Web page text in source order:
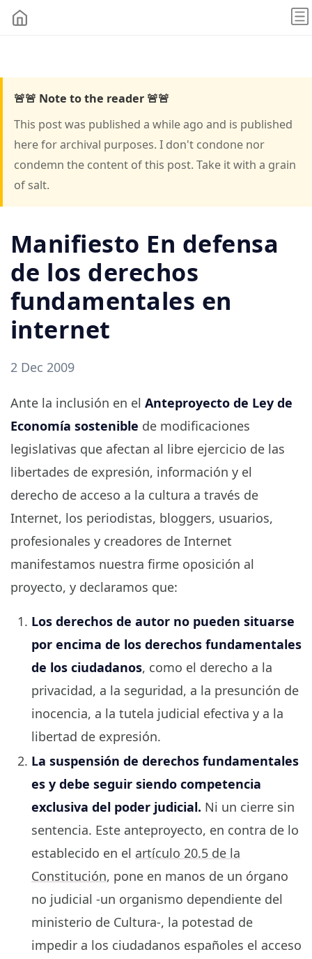
🚨🚨 Note to the reader 🚨🚨
This post was published a while ago and is published
here for archival purposes. I don't condone nor
condemn the content of this post. Take it with a grain
of salt.
Manifiesto En defensa
de los derechos
fundamentales en
internet
2 Dec 2009
Ante la inclusión en el Anteproyecto de Ley de
Economía sostenible de modificaciones
legislativas que afectan al libre ejercicio de las
libertades de expresión, información y el
derecho de acceso a la cultura a través de
Internet, los periodistas, bloggers, usuarios,
profesionales y creadores de Internet
manifestamos nuestra firme oposición al
proyecto, y declaramos que:
Los derechos de autor no pueden situarse
por encima de los derechos fundamentales
de los ciudadanos, como el derecho a la
privacidad, a la seguridad, a la presunción de
inocencia, a la tutela judicial efectiva y a la
libertad de expresión.
La suspensión de derechos fundamentales
es y debe seguir siendo competencia
exclusiva del poder judicial. Ni un cierre sin
sentencia. Este anteproyecto, en contra de lo
establecido en el artículo 20.5 de la
Constitución, pone en manos de un órgano
no judicial -un organismo dependiente del
ministerio de Cultura-, la potestad de
impedir a los ciudadanos españoles el acceso